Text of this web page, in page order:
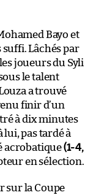
Bayo et
suffi. Lâchés par
joueurs du Syli
le talent
a trouvé
finir d’un
à dix minutes
lui, pas tardé à
acrobatique(1-4,
en sélection.
sur la Coupe